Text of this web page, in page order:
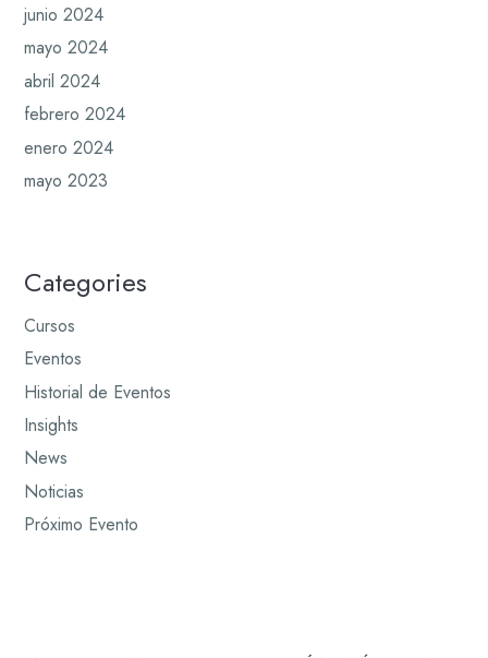
junio 2024
mayo 2024
abril 2024
febrero 2024
enero 2024
mayo 2023
Categories
Cursos
Eventos
Historial de Eventos
Insights
News
Noticias
Próximo Evento